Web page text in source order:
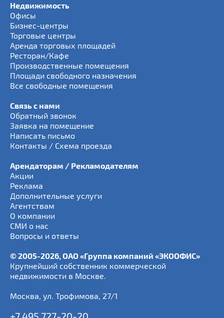
Недвижимость
Офисы
Бизнес-центры
Торговые центры
Аренда торговых площадей
Ресторан/Кафе
Производственные помещения
Площади свободного назначения
Все свободные помещения
Связь с нами
Обратный звонок
Заявка на помещение
Написать письмо
Контакты / Схема проезда
Арендаторам / Рекламодателям
Акции
Реклама
Дополнительные услуги
Агентствам
О компании
СМИ о нас
Вопросы и ответы
© 2005-2026, ОАО «Группа компаний «ЭКООФИС»
Крупнейший собственник коммерческой
недвижимости в Москве.
Москва, ул. Трофимова, 27/1